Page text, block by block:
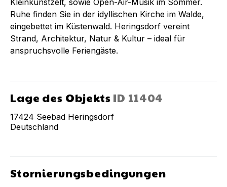
Ruhe finden Sie in der idyllischen Kirche im Walde,
eingebettet im Küstenwald. Heringsdorf vereint
Strand, Architektur, Natur & Kultur – ideal für
anspruchsvolle Feriengäste.
Lage des Objekts ID 11404
17424 Seebad Heringsdorf
Deutschland
Stornierungsbedingungen